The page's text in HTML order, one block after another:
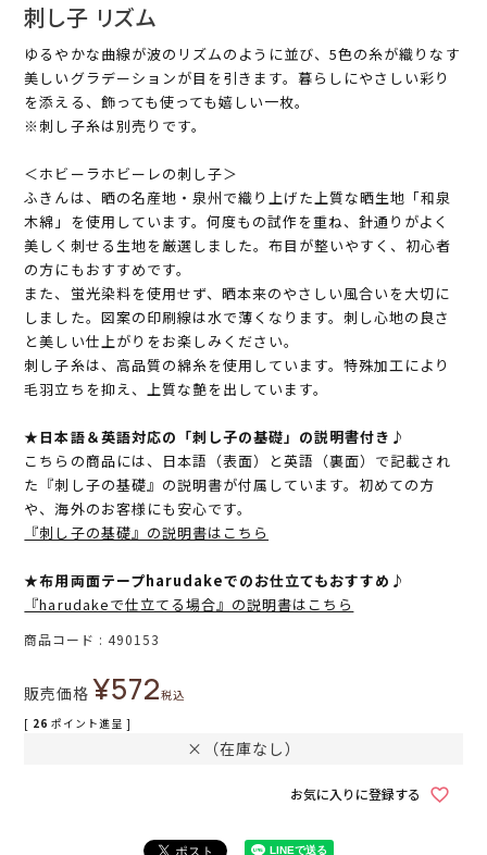
刺し子 リズム
ゆるやかな曲線が波のリズムのように並び、5色の糸が織りなす
美しいグラデーションが目を引きます。暮らしにやさしい彩り
を添える、飾っても使っても嬉しい一枚。
※刺し子糸は別売りです。
＜ホビーラホビーレの刺し子＞
ふきんは、晒の名産地・泉州で織り上げた上質な晒生地「和泉
木綿」を使用しています。何度もの試作を重ね、針通りがよく
美しく刺せる生地を厳選しました。布目が整いやすく、初心者
の方にもおすすめです。
また、蛍光染料を使用せず、晒本来のやさしい風合いを大切に
しました。図案の印刷線は水で薄くなります。刺し心地の良さ
と美しい仕上がりをお楽しみください。
刺し子糸は、高品質の綿糸を使用しています。特殊加工により
毛羽立ちを抑え、上質な艶を出しています。
★日本語＆英語対応の「刺し子の基礎」の説明書付き♪
こちらの商品には、日本語（表面）と英語（裏面）で記載され
た『刺し子の基礎』の説明書が付属しています。初めての方
や、海外のお客様にも安心です。
『刺し子の基礎』の説明書はこちら
★布用両面テープharudakeでのお仕立てもおすすめ♪
『harudakeで仕立てる場合』の説明書はこちら
商品コード 490153
販売価格 ¥572税込
[ 26 ポイント進呈 ]
×（在庫なし）
お気に入りに登録する